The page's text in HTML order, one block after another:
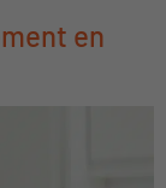
en